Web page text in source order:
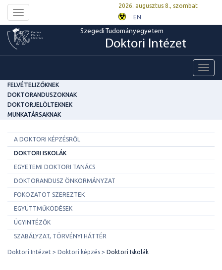
Toggle
navigation
2026. augusztus 8., szombat
EN
Szegedi Tudományegyetem
Doktori Intézet
FELVÉTELIZŐKNEK
DOKTORANDUSZOKNAK
DOKTORJELÖLTEKNEK
MUNKATÁRSAKNAK
A DOKTORI KÉPZÉSRŐL
DOKTORI ISKOLÁK
EGYETEMI DOKTORI TANÁCS
DOKTORANDUSZ ÖNKORMÁNYZAT
FOKOZATOT SZEREZTEK
EGYÜTTMŰKÖDÉSEK
ÜGYINTÉZŐK
SZABÁLYZAT, TÖRVÉNYI HÁTTÉR
Doktori Intézet Doktori képzés Doktori Iskolák